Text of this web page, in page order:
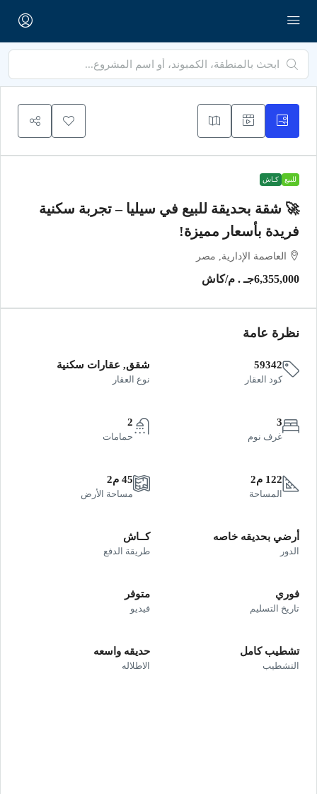
للبيع كـاش
🚀 شقة بحديقة للبيع في سيليا – تجربة سكنية
فريدة بأسعار مميزة!
العاصمة الإدارية, مصر
6,355,000جـ . م /كاش
نظرة عامة
59342
كود العقار
شقق, عقارات سكنية
نوع العقار
3
غرف نوم
2
حمامات
122 م2
المساحة
45 م2
مساحة الأرض
أرضي بحديقه خاصه
الدور
كــاش
طريقة الدفع
فوري
تاريخ التسليم
متوفر
فيديو
تشطيب كامل
التشطيب
حديقه واسعه
الاطلاله